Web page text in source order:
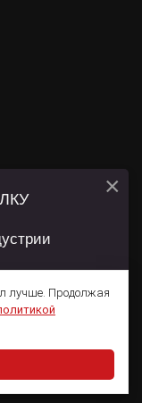
на
и
16+
лучше. Продолжая
данных
×